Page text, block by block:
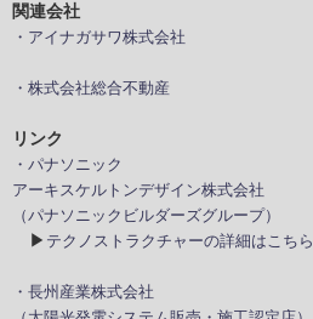
関連会社
・アイナガサワ株式会社
・株式会社総合不動産
リンク
・パナソニック
アーキスケルトンデザイン株式会社
（パナソニックビルダーズグループ）
▶ テクノストラクチャーの詳細はこちら
・長州産業株式会社